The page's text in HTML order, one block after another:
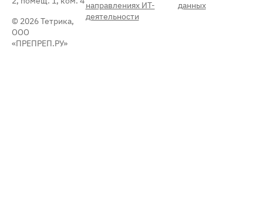
© 2026 Тетрика,
ООО
«ПРЕПРЕП.РУ»
направлениях ИТ-
деятельности
данных